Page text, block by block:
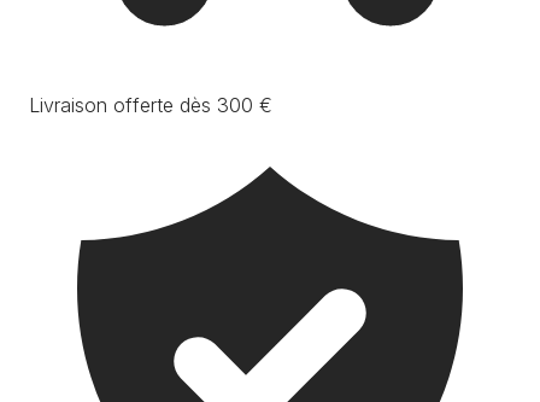
Livraison offerte dès 300 €